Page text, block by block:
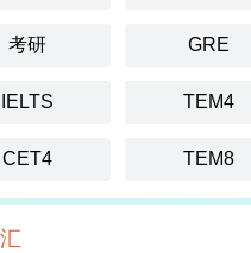
考研 GRE
IELTS TEM4
CET4 TEM8